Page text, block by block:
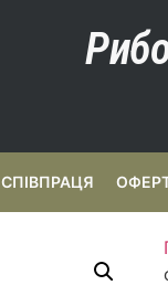
СПІВПРАЦЯ